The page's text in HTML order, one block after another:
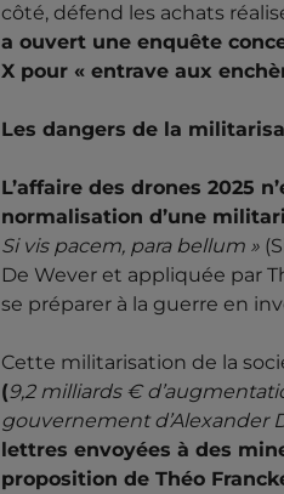
côté, défend les achats
a ouvert une enquête
X pour « entrave aux
Les dangers de la
L’affaire des drones 2025
normalisation d’une
Si vis pacem, para bellum »
De Wever et appliquée par
se préparer à la guerre en
Cette militarisation de la
(9,2 milliards €
gouvernement d’Alexander
lettres envoyées à des
proposition de Théo